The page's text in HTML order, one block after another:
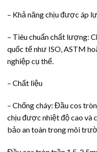
– Khả năng chịu được áp
– Tiêu chuẩn chất lượng:
quốc tế như ISO, ASTM
nghiệp cụ thể.
– Chất liệu
– Chống cháy: Đầu cos
chịu được nhiệt độ cao và
bảo an toàn trong môi